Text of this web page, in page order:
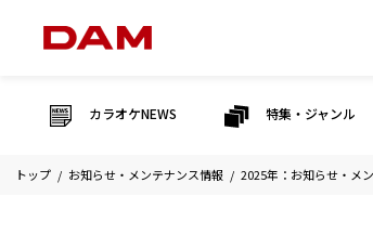
カラオケNEWS 特集・ジャンル
トップ お知らせ・メンテナンス情報 2025年：お知らせ・メ